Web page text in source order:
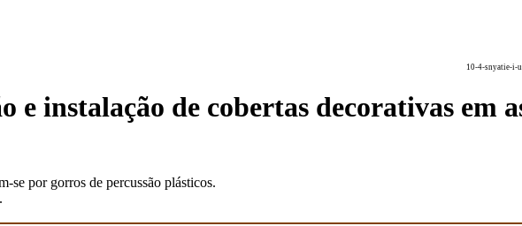
10-4-snyatie-i-
e instalação de cobertas decorativas em
se por gorros de percussão plásticos.